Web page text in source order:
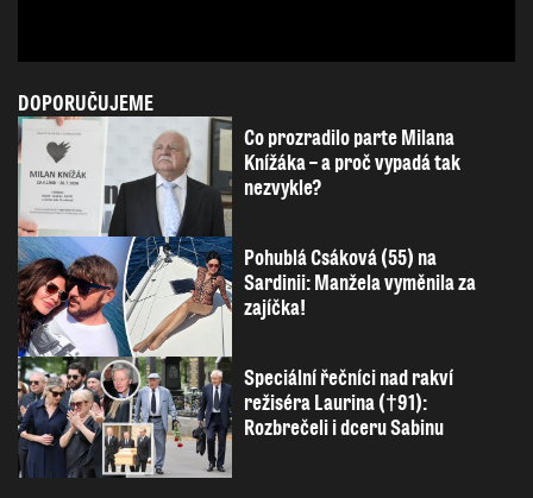
DOPORUČUJEME
Co prozradilo parte Milana
Knížáka – a proč vypadá tak
nezvykle?
Pohublá Csáková (55) na
Sardinii: Manžela vyměnila za
zajíčka!
Speciální řečníci nad rakví
režiséra Laurina (†91):
Rozbrečeli i dceru Sabinu